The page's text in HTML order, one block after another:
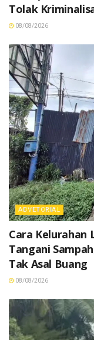
Tolak
08/08/2026
ADVETORIAL
Cara Kelurahan
Tangani
Tak Asal Buang
08/08/2026